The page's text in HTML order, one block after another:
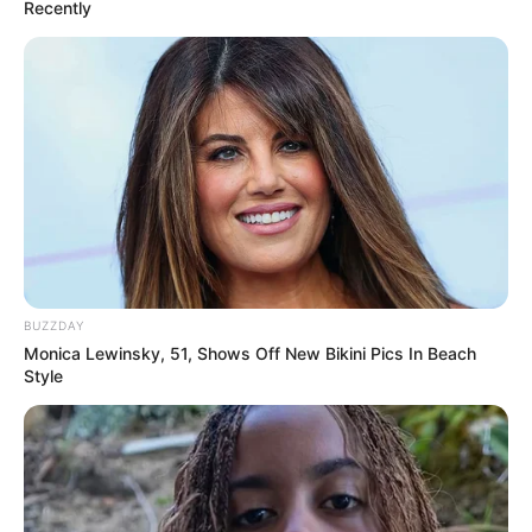
sebaiknya makanan yang mengandung protein, mineral dan
vitamin yang cukup.
Ciri khas yang perlu diperhatikan
(foto: pixabay/andyround62)
Recently
BUZZDAY
Monica Lewinsky, 51, Shows Off New Bikini Pics In Beach
Style